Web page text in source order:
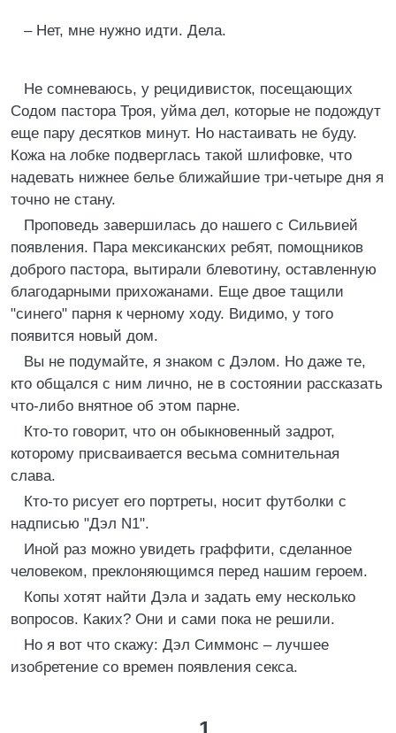
– Нет, мне нужно идти. Дела.
Не сомневаюсь, у рецидивисток, посещающих
Содом пастора Троя, уйма дел, которые не подождут
еще пару десятков минут. Но настаивать не буду.
Кожа на лобке подверглась такой шлифовке, что
надевать нижнее белье ближайшие три-четыре дня я
точно не стану.
Проповедь завершилась до нашего с Сильвией
появления. Пара мексиканских ребят, помощников
доброго пастора, вытирали блевотину, оставленную
благодарными прихожанами. Еще двое тащили
"синего" парня к черному ходу. Видимо, у того
появится новый дом.
Вы не подумайте, я знаком с Дэлом. Но даже те,
кто общался с ним лично, не в состоянии рассказать
что-либо внятное об этом парне.
Кто-то говорит, что он обыкновенный задрот,
которому присваивается весьма сомнительная
слава.
Кто-то рисует его портреты, носит футболки с
надписью "Дэл N1".
Иной раз можно увидеть граффити, сделанное
человеком, преклоняющимся перед нашим героем.
Копы хотят найти Дэла и задать ему несколько
вопросов. Каких? Они и сами пока не решили.
Но я вот что скажу: Дэл Симмонс – лучшее
изобретение со времен появления секса.